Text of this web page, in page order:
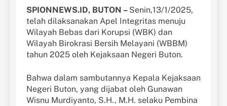
SPIONNEWS.ID, BUTON – Senin,13/1/2025,
telah dilaksanakan Apel Integritas menuju
Wilayah Bebas dari Korupsi (WBK) dan
Wilayah Birokrasi Bersih Melayani (WBBM)
tahun 2025 oleh Kejaksaan Negeri Buton.
Bahwa dalam sambutannya Kepala Kejaksaan
Negeri Buton, yang dijabat oleh Gunawan
Wisnu Murdiyanto, S.H., M.H. selaku Pembina